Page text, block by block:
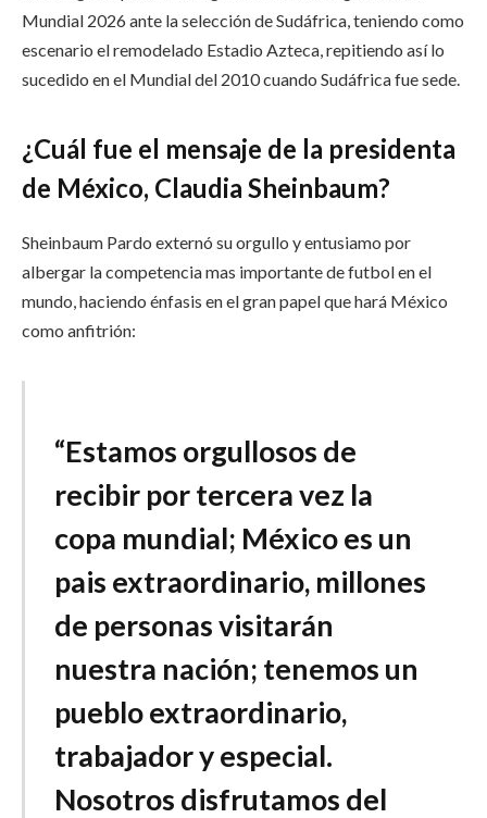
Mundial 2026 ante la selección de Sudáfrica, teniendo como
escenario el remodelado Estadio Azteca, repitiendo así lo
sucedido en el Mundial del 2010 cuando Sudáfrica fue sede.
¿Cuál fue el mensaje de la presidenta
de México, Claudia Sheinbaum?
Sheinbaum Pardo externó su orgullo y entusiamo por
albergar la competencia mas importante de futbol en el
mundo, haciendo énfasis en el gran papel que hará México
como anfitrión:
“Estamos orgullosos de
recibir por tercera vez la
copa mundial; México es un
pais extraordinario, millones
de personas visitarán
nuestra nación; tenemos un
pueblo extraordinario,
trabajador y especial.
Nosotros disfrutamos del